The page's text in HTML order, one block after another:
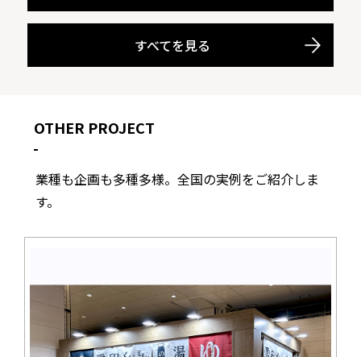
すべてを見る
OTHER PROJECT
業種も企画も多種多様。全国の実例をご紹介しま
す。